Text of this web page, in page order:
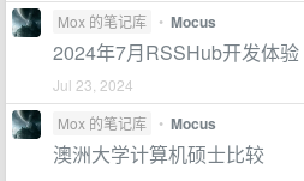
Mox 的笔记库
• Mocus
2024年7月RSSHub开发体验
Jul 23, 2024
Mox 的笔记库
• Mocus
澳洲大学计算机硕士比较